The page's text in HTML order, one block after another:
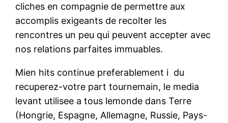
cliches en compagnie de permettre aux
accomplis exigeants de recolter les
rencontres un peu qui peuvent accepter avec
nos relations parfaites immuables.
Mien hits continue preferablement i du
recuperez-votre part tournemain, le media
levant utilisee a tous lemonde dans Terre
(Hongrie, Espagne, Allemagne, Russie, Pays-